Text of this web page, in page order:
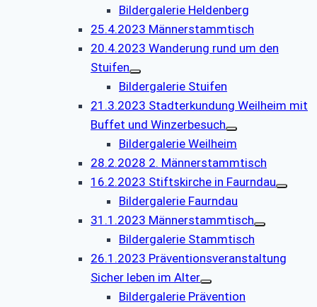
Bildergalerie Heldenberg
25.4.2023 Männerstammtisch
20.4.2023 Wanderung rund um den
Stuifen
Bildergalerie Stuifen
21.3.2023 Stadterkundung Weilheim mit
Buffet und Winzerbesuch
Bildergalerie Weilheim
28.2.2028 2. Männerstammtisch
16.2.2023 Stiftskirche in Faurndau
Bildergalerie Faurndau
31.1.2023 Männerstammtisch
Bildergalerie Stammtisch
26.1.2023 Präventionsveranstaltung
Sicher leben im Alter
Bildergalerie Prävention